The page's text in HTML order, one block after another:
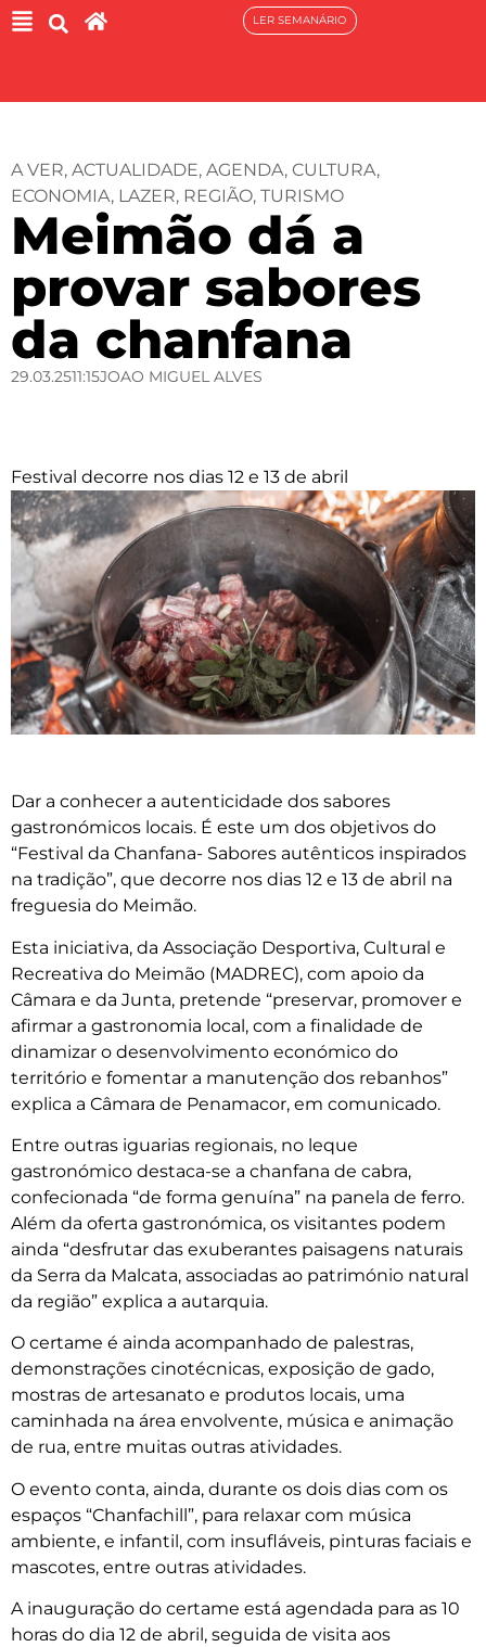
LER SEMANÁRIO
A VER, ACTUALIDADE, AGENDA, CULTURA,
ECONOMIA, LAZER, REGIÃO, TURISMO
Meimão dá a
provar sabores
da chanfana
29.03.2511:15JOAO MIGUEL ALVES
Festival decorre nos dias 12 e 13 de abril
Dar a conhecer a autenticidade dos sabores
gastronómicos locais. É este um dos objetivos do
“Festival da Chanfana- Sabores autênticos inspirados
na tradição”, que decorre nos dias 12 e 13 de abril na
freguesia do Meimão.
Esta iniciativa, da Associação Desportiva, Cultural e
Recreativa do Meimão (MADREC), com apoio da
Câmara e da Junta, pretende “preservar, promover e
afirmar a gastronomia local, com a finalidade de
dinamizar o desenvolvimento económico do
território e fomentar a manutenção dos rebanhos”
explica a Câmara de Penamacor, em comunicado.
Entre outras iguarias regionais, no leque
gastronómico destaca-se a chanfana de cabra,
confecionada “de forma genuína” na panela de ferro.
Além da oferta gastronómica, os visitantes podem
ainda “desfrutar das exuberantes paisagens naturais
da Serra da Malcata, associadas ao património natural
da região” explica a autarquia.
O certame é ainda acompanhado de palestras,
demonstrações cinotécnicas, exposição de gado,
mostras de artesanato e produtos locais, uma
caminhada na área envolvente, música e animação
de rua, entre muitas outras atividades.
O evento conta, ainda, durante os dois dias com os
espaços “Chanfachill”, para relaxar com música
ambiente, e infantil, com insufláveis, pinturas faciais e
mascotes, entre outras atividades.
A inauguração do certame está agendada para as 10
horas do dia 12 de abril, seguida de visita aos